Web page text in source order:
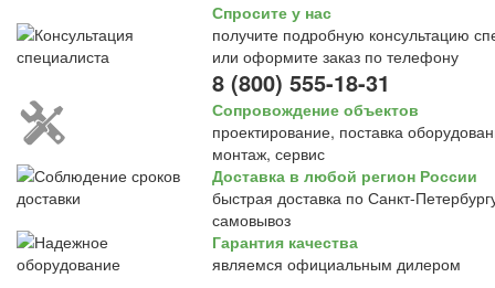
Спросите у нас
получите подробную консультацию
или оформите заказ по телефону
8 (800) 555-18-31
Сопровождение объектов
проектирование, поставка
монтаж, сервис
Доставка в любой регион России
быстрая доставка по Санкт-
самовывоз
Гарантия качества
являемся официальным дилером